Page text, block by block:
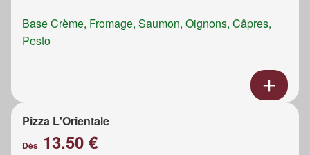
Base Crème, Fromage, Saumon, Oignons, Câpres,
Pesto
Pizza L'Orientale
Dès 13.50 €